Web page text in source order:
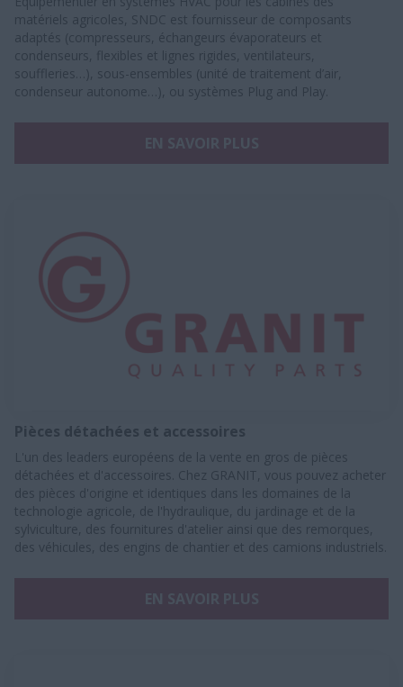
matériels agricoles, SNDC est fournisseur de composants
adaptés (compresseurs, échangeurs évaporateurs et
condenseurs, flexibles et lignes rigides, ventilateurs,
souffleries…), sous-ensembles (unité de traitement d’air,
condenseur autonome…), ou systèmes Plug and Play.
Pièces détachées et accessoires
L'un des leaders européens de la vente en gros de pièces
détachées et d'accessoires. Chez GRANIT, vous pouvez acheter
des pièces d'origine et identiques dans les domaines de la
technologie agricole, de l'hydraulique, du jardinage et de la
sylviculture, des fournitures d'atelier ainsi que des remorques,
des véhicules, des engins de chantier et des camions industriels.